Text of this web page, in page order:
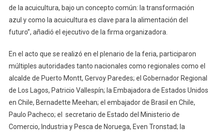
de la acuicultura, bajo un concepto común: la transformación
azul y como la acuicultura es clave para la alimentación del
futuro”, añadió el ejecutivo de la firma organizadora.
En el acto que se realizó en el plenario de la feria, participaron
múltiples autoridades tanto nacionales como regionales como el
alcalde de Puerto Montt, Gervoy Paredes; el Gobernador Regional
de Los Lagos, Patricio Vallespín; la Embajadora de Estados Unidos
en Chile, Bernadette Meehan; el embajador de Brasil en Chile,
Paulo Pacheco; el secretario de Estado del Ministerio de
Comercio, Industria y Pesca de Noruega, Even Tronstad; la